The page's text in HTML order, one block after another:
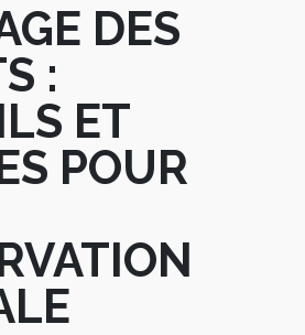
DES
:
ET
POUR